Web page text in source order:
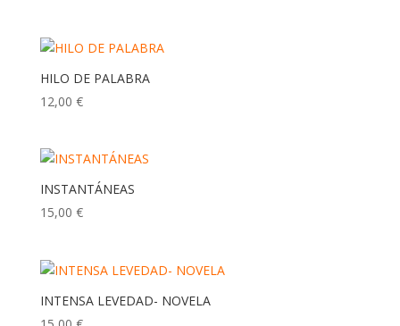
HILO DE PALABRA
12,00 €
INSTANTÁNEAS
15,00 €
INTENSA LEVEDAD- NOVELA